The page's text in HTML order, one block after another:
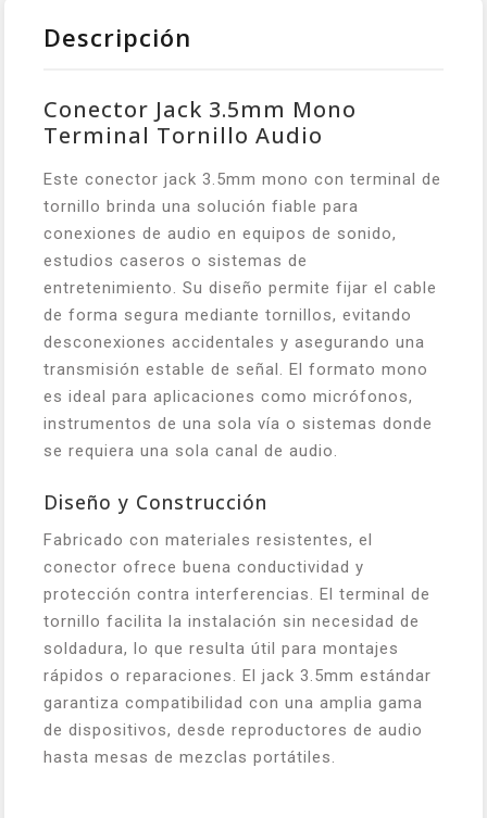
Descripción
Conector Jack 3.5mm Mono
Terminal Tornillo Audio
Este conector jack 3.5mm mono con terminal de
tornillo brinda una solución fiable para
conexiones de audio en equipos de sonido,
estudios caseros o sistemas de
entretenimiento. Su diseño permite fijar el cable
de forma segura mediante tornillos, evitando
desconexiones accidentales y asegurando una
transmisión estable de señal. El formato mono
es ideal para aplicaciones como micrófonos,
instrumentos de una sola vía o sistemas donde
se requiera una sola canal de audio.
Diseño y Construcción
Fabricado con materiales resistentes, el
conector ofrece buena conductividad y
protección contra interferencias. El terminal de
tornillo facilita la instalación sin necesidad de
soldadura, lo que resulta útil para montajes
rápidos o reparaciones. El jack 3.5mm estándar
garantiza compatibilidad con una amplia gama
de dispositivos, desde reproductores de audio
hasta mesas de mezclas portátiles.